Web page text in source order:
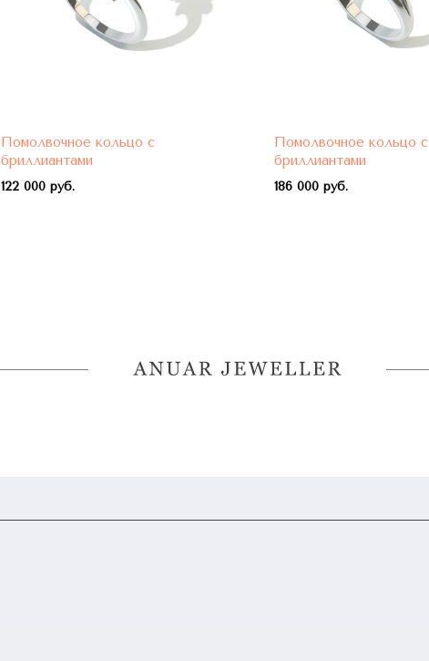
Помолвочное кольцо с
бриллиантами
122 000 руб.
Помолвочное кольцо с
бриллиантами
186 000 руб.